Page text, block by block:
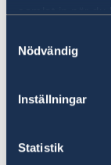
samlat in när du
Nödvändig
Inställningar
Statistik
재료로 만든
경험할 수 있
딜에 절여 만
스웨덴 음식으